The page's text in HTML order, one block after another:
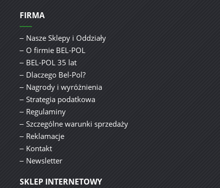
FIRMA
Nasze Sklepy i Oddziały
O firmie BEL-POL
BEL-POL 35 lat
Dlaczego Bel-Pol?
Nagrody i wyróżnienia
Strategia podatkowa
Regulaminy
Szczególne warunki sprzedaży
Reklamacje
Kontakt
Newsletter
SKLEP INTERNETOWY